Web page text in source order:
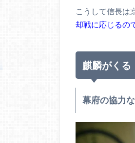
こうして信長は
却戦に応じるの
麒麟がく
幕府の協力